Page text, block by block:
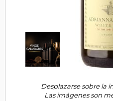
Desplazarse sobre la
Las imágenes son